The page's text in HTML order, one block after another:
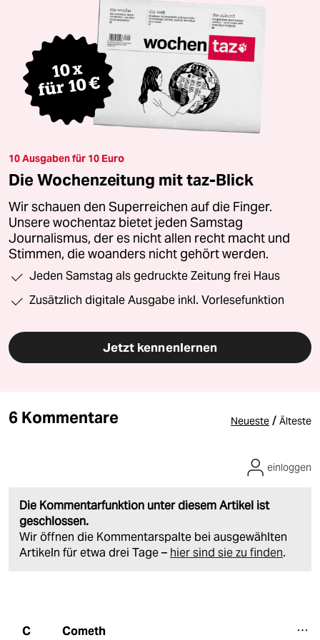
10 Ausgaben für 10 Euro
Die Wochenzeitung mit taz-Blick
Wir schauen den Superreichen auf die Finger.
Unsere wochentaz bietet jeden Samstag
Journalismus, der es nicht allen recht macht und
Stimmen, die woanders nicht gehört werden.
Jeden Samstag als gedruckte Zeitung frei Haus
Zusätzlich digitale Ausgabe inkl. Vorlesefunktion
Jetzt kennenlernen
6 Kommentare Neueste / Älteste
Die Kommentarfunktion unter diesem Artikel ist
geschlossen.
Wir öffnen die Kommentarspalte bei ausgewählten
Artikeln für etwa drei Tage – hier sind sie zu finden.
einloggen
C Cometh